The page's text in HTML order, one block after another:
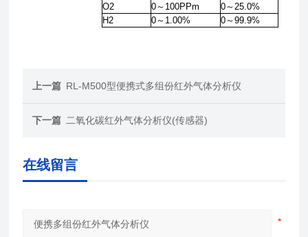
O2
0～100PPm
0～25.0%
H2
0～1.00% 0～99.9%
上一篇 RL-M500型便携式多组份红外气体分析仪
下一篇 二氧化碳红外气体分析仪(传感器)
在线留言